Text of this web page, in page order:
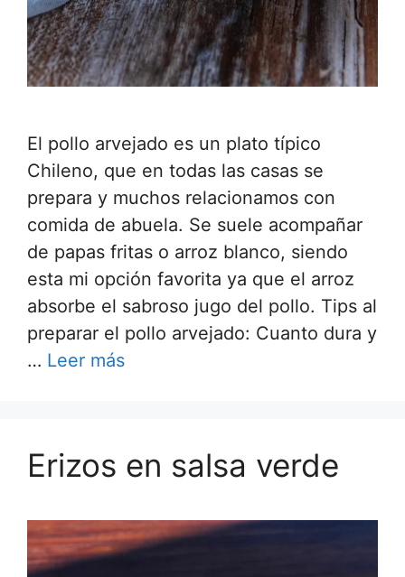
El pollo arvejado es un plato típico
Chileno, que en todas las casas se
prepara y muchos relacionamos con
comida de abuela. Se suele acompañar
de papas fritas o arroz blanco, siendo
esta mi opción favorita ya que el arroz
absorbe el sabroso jugo del pollo. Tips al
preparar el pollo arvejado: Cuanto dura y
… Leer más
Erizos en salsa verde